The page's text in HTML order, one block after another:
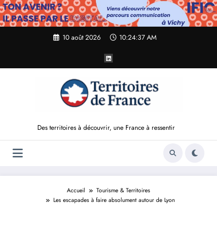
Aller
au
contenu
10 août 2026 10:24:38 AM
Des territoires à découvrir, une France à ressentir
Accueil
Tourisme & Territoires
Les escapades à faire absolument autour de Lyon